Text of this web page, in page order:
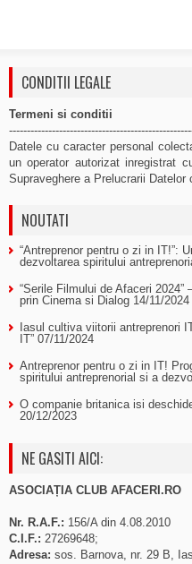
CONDITII LEGALE
Termeni si conditii
Datele cu caracter personal
un operator autorizat inregistrat
Supraveghere a Prelucrarii Datelor
NOUTATI
“Antreprenor pentru o zi in IT!”:
dezvoltarea spiritului
“Serile Filmului de Afaceri
prin Cinema si Dialog 14/11/2024
Iasul cultiva viitorii antreprenori
IT” 07/11/2024
Antreprenor pentru o zi in IT!
spiritului antreprenorial si a
O companie britanica isi
20/12/2023
NE GASITI AICI:
ASOCIAȚIA CLUB AFACERI.RO
Nr. R.A.F.: 156/A din 4.08.2010
C.I.F.: 27269648;
Adresa: sos. Barnova, nr. 29 B,